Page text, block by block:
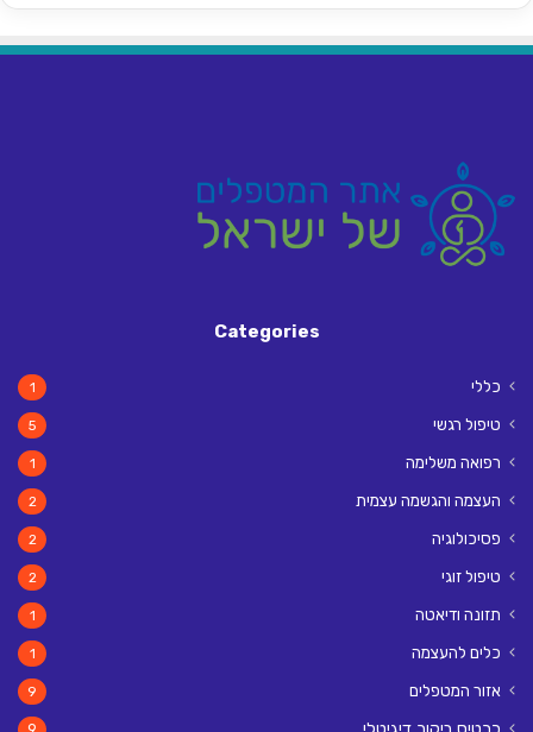
Categories
כללי 1
טיפול רגשי 5
רפואה משלימה 1
העצמה והגשמה עצמית 2
פסיכולוגיה 2
טיפול זוגי 2
תזונה ודיאטה 1
כלים להעצמה 1
אזור המטפלים 9